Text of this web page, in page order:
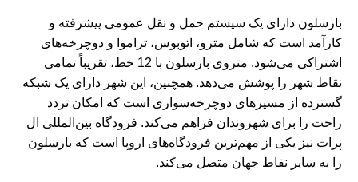
بارسلون دارای یک سیستم حمل و نقل عمومی پیشرفته و
کارآمد است که شامل مترو، اتوبوس، تراموا و دوچرخه‌های
اشتراکی می‌شود. متروی بارسلون با 12 خط، تقریباً تمامی
نقاط شهر را پوشش می‌دهد. همچنین، این شهر دارای یک شبکه
گسترده از مسیرهای دوچرخه‌سواری است که امکان تردد
راحت را برای شهروندان فراهم می‌کند. فرودگاه بین‌المللی ال
پرات نیز یکی از مهم‌ترین فرودگاه‌های اروپا است که بارسلون
را به سایر نقاط جهان متصل می‌کند.